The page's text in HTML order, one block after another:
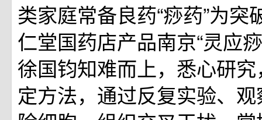
类家庭常备良药“痧药”为突
仁堂国药店产品南京“灵应
徐国钧知难而上，悉心研
定方法，通过反复实验、